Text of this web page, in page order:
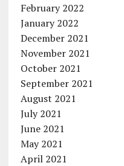
February 2022
January 2022
December 2021
November 2021
October 2021
September 2021
August 2021
July 2021
June 2021
May 2021
April 2021